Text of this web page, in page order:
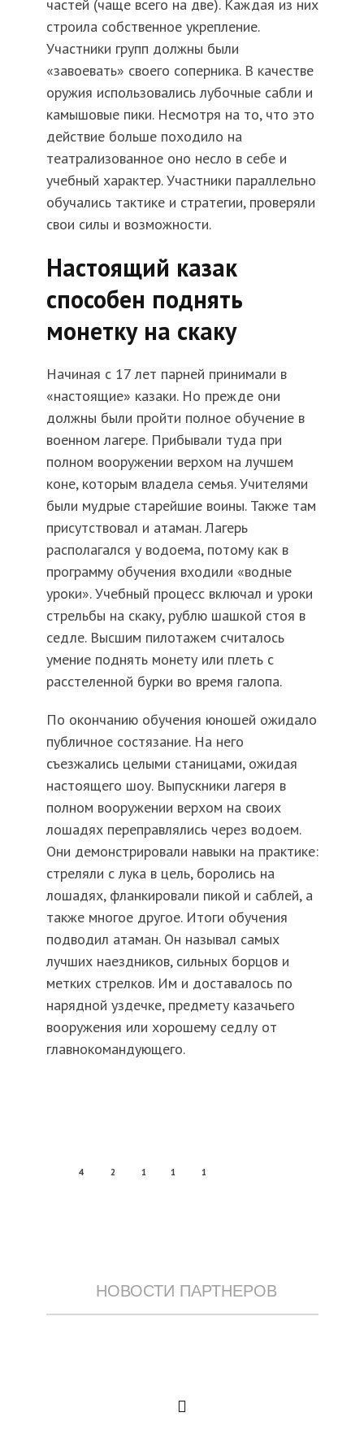
частей (чаще всего на две). Каждая из них
строила собственное укрепление.
Участники групп должны были
«завоевать» своего соперника. В качестве
оружия использовались лубочные сабли и
камышовые пики. Несмотря на то, что это
действие больше походило на
театрализованное оно несло в себе и
учебный характер. Участники параллельно
обучались тактике и стратегии, проверяли
свои силы и возможности.
Настоящий казак
способен поднять
монетку на скаку
Начиная с 17 лет парней принимали в
«настоящие» казаки. Но прежде они
должны были пройти полное обучение в
военном лагере. Прибывали туда при
полном вооружении верхом на лучшем
коне, которым владела семья. Учителями
были мудрые старейшие воины. Также там
присутствовал и атаман. Лагерь
располагался у водоема, потому как в
программу обучения входили «водные
уроки». Учебный процесс включал и уроки
стрельбы на скаку, рублю шашкой стоя в
седле. Высшим пилотажем считалось
умение поднять монету или плеть с
расстеленной бурки во время галопа.
По окончанию обучения юношей ожидало
публичное состязание. На него
съезжались целыми станицами, ожидая
настоящего шоу. Выпускники лагеря в
полном вооружении верхом на своих
лошадях переправлялись через водоем.
Они демонстрировали навыки на практике:
стреляли с лука в цель, боролись на
лошадях, фланкировали пикой и саблей, а
также многое другое. Итоги обучения
подводил атаман. Он называл самых
лучших наездников, сильных борцов и
метких стрелков. Им и доставалось по
нарядной уздечке, предмету казачьего
вооружения или хорошему седлу от
главнокомандующего.
4 2 1 1 1
НОВОСТИ ПАРТНЕРОВ